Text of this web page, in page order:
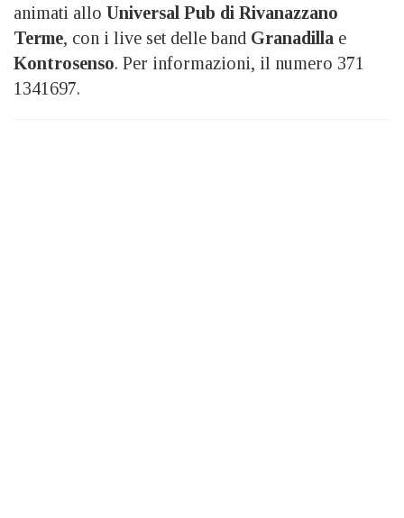
animati allo Universal Pub di Rivanazzano
Terme, con i live set delle band Granadilla e
Kontrosenso. Per informazioni, il numero 371
1341697.